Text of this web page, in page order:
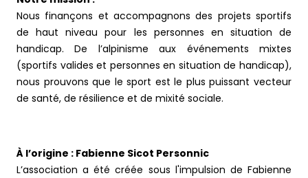
Nous finançons et accompagnons des projets sportifs
de haut niveau pour les personnes en situation de
handicap. De l’alpinisme aux événements mixtes
(sportifs valides et personnes en situation de handicap),
nous prouvons que le sport est le plus puissant vecteur
de santé, de résilience et de mixité sociale.
À l’origine : Fabienne Sicot Personnic
L’association a été créée sous l'impulsion de Fabienne